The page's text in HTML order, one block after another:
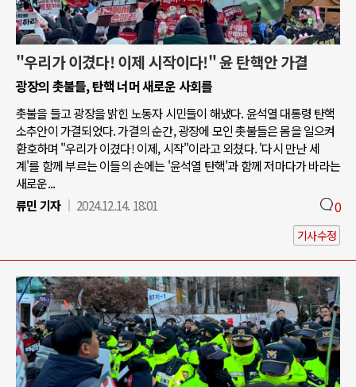
"우리가 이겼다! 이제 시작이다!" 윤 탄핵안 가결
광장의 촛불들, 탄핵 너머 새로운 사회를
촛불을 들고 광장을 밝힌 노동자 시민들이 해냈다. 윤석열 대통령 탄핵
소추안이 가결되었다. 가결의 순간, 광장에 모인 촛불들은 몸을 일으켜
환호하며 "우리가 이겼다! 이제, 시작"이라고 외쳤다. '다시 만난 세
계'를 함께 부르는 이들의 손에는 '윤석열 탄핵'과 함께 저마다가 바라는
새로운...
류민 기자
2024.12.14. 18:01 0
기사수정